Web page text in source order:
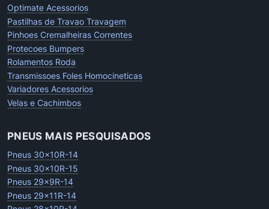
Optimate Acessorios
Pastilhas de Travao Travagem
Pinhoes Cremalheiras Correntes
Protecoes Bumpers
Rolamentos Roda
Transmissoes Foles Homocineticas
Variadores Acessorios
Velas e Cachimbos
PNEUS MAIS PESQUISADOS
Pneus 30x10R-14
Pneus 30x10R-15
Pneus 29x9R-14
Pneus 29x11R-14